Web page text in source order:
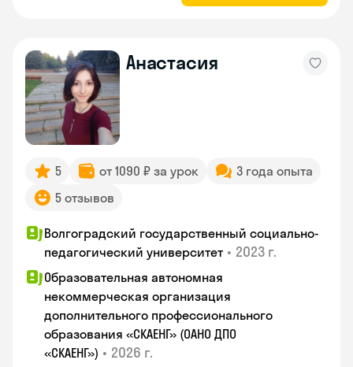
Анастасия
5 от 1090 ₽ за урок
3 года опыта
5 отзывов
Волгоградский государственный социально-
педагогический университет • 2023 г.
Образовательная автономная
некоммерческая организация
дополнительного профессионального
образования «СКАЕНГ» (ОАНО ДПО
«СКАЕНГ») • 2026 г.